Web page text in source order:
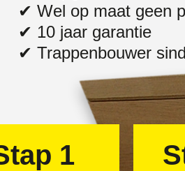
✔ Wel op maat geen
✔ 10 jaar garantie
✔ Trappenbouwer
1